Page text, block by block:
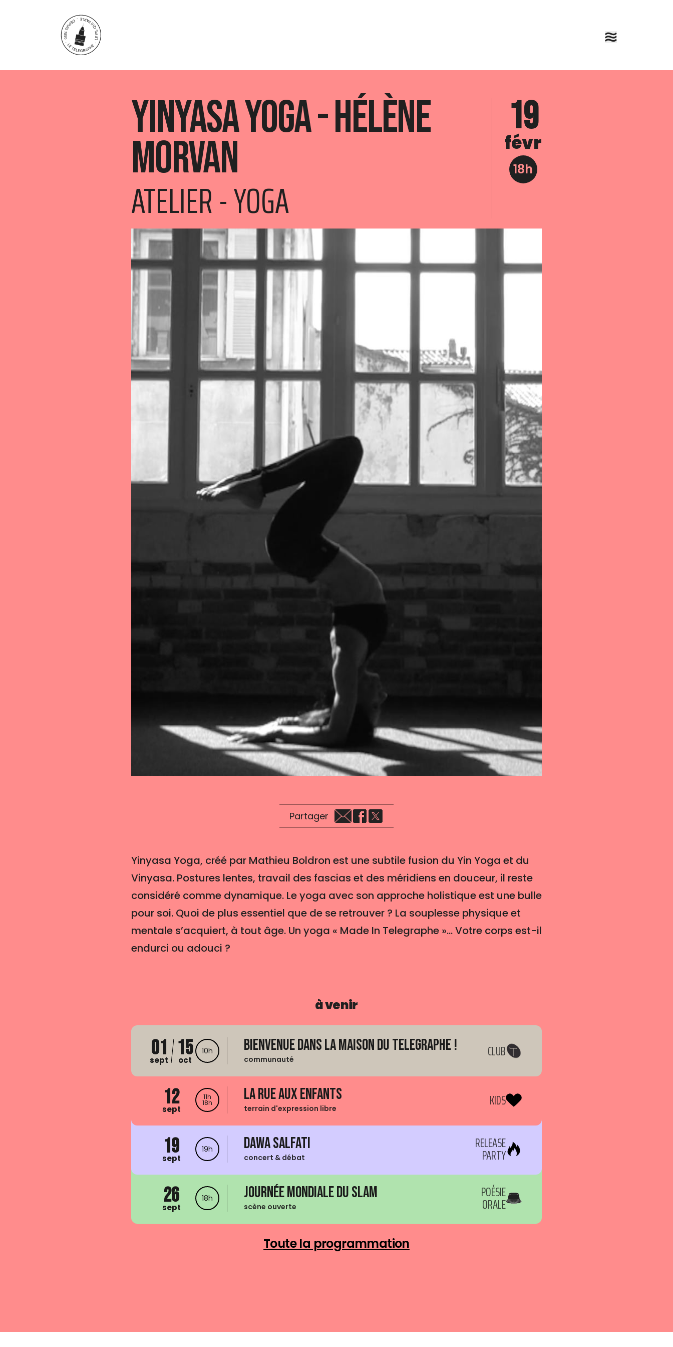
Yinyasa Yoga - Hélène
Morvan
ATELIER - YOGA
19
févr
18h
Partager
Yinyasa Yoga, créé par Mathieu Boldron est une subtile fusion du Yin Yoga et du
Vinyasa. Postures lentes, travail des fascias et des méridiens en douceur, il reste
considéré comme dynamique. Le yoga avec son approche holistique est une bulle
pour soi. Quoi de plus essentiel que de se retrouver ? La souplesse physique et
mentale s’acquiert, à tout âge. Un yoga « Made In Telegraphe »... Votre corps est-il
endurci ou adouci ?
à venir
01
sept 15
oct
10h Bienvenue dans La Maison du Telegraphe !
communauté CLUB
12
sept
11h
18h La Rue aux enfants
terrain d'expression libre KIDS
19
sept
19h Dawa Salfati
concert & débat
RELEASE
PARTY
26
sept
18h Journée mondiale du Slam
scène ouverte
POÉSIE
ORALE
Toute la programmation